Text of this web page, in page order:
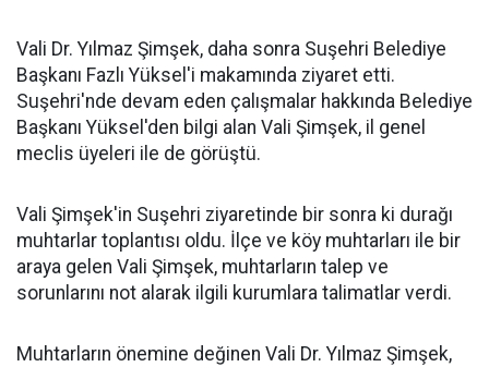
Vali Dr. Yılmaz Şimşek, daha sonra Suşehri Belediye
Başkanı Fazlı Yüksel'i makamında ziyaret etti.
Suşehri'nde devam eden çalışmalar hakkında Belediye
Başkanı Yüksel'den bilgi alan Vali Şimşek, il genel
meclis üyeleri ile de görüştü.
Vali Şimşek'in Suşehri ziyaretinde bir sonra ki durağı
muhtarlar toplantısı oldu. İlçe ve köy muhtarları ile bir
araya gelen Vali Şimşek, muhtarların talep ve
sorunlarını not alarak ilgili kurumlara talimatlar verdi.
Muhtarların önemine değinen Vali Dr. Yılmaz Şimşek,